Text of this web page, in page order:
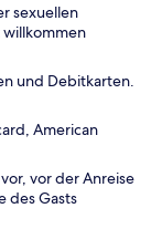
sexuellen
und Debitkarten.
American
vor der Anreise
des Gasts